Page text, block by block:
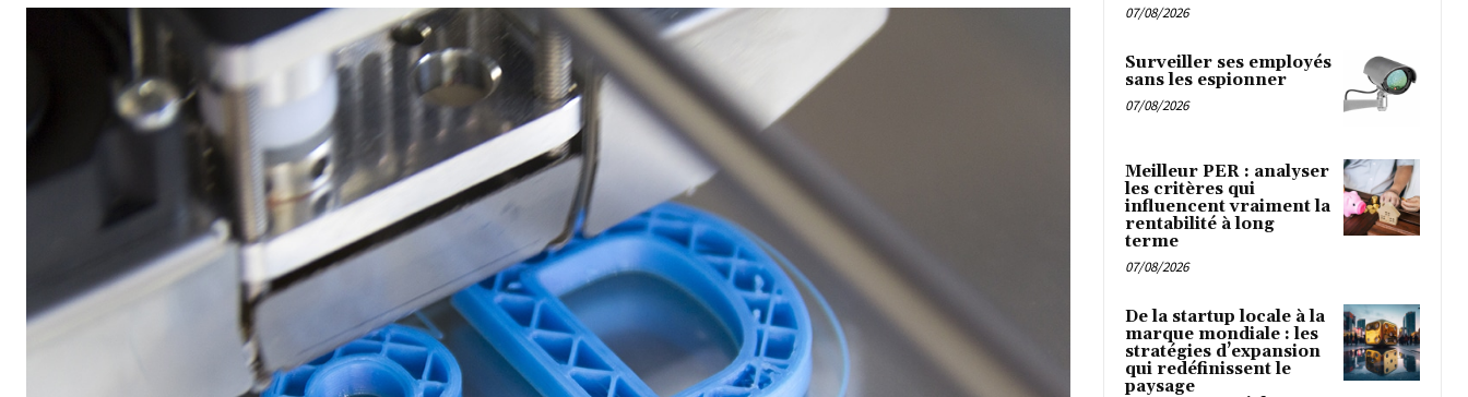
07/08/2026
Surveiller ses employés
sans les espionner
07/08/2026
Meilleur PER : analyser
les critères qui
influencent vraiment la
rentabilité à long
terme
07/08/2026
De la startup locale à la
marque mondiale : les
stratégies d’expansion
qui redéfinissent le
paysage